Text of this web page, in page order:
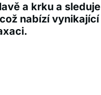
a krku a sleduje
nabízí vynikající